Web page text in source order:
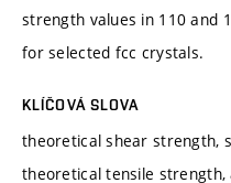
strength values in 110 and
for selected fcc crystals.
KLÍČOVÁ SLOVA
theoretical shear strength,
theoretical tensile strength,